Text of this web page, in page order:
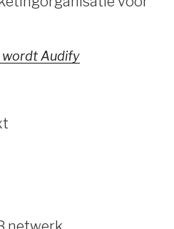
wordt Audify